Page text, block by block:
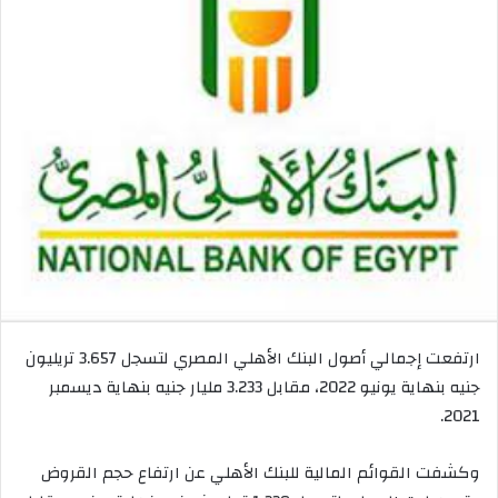
ي
ا
ل
ك
ت
ر
و
ي
ا
ارتفعت إجمالي أصول البنك الأهلي المصري لتسجل 3.657 تريليون
جنيه بنهاية يونيو 2022، مقابل 3.233 مليار جنيه بنهاية ديسمبر
2021.
وكشفت القوائم المالية للبنك الأهلي عن ارتفاع حجم القروض